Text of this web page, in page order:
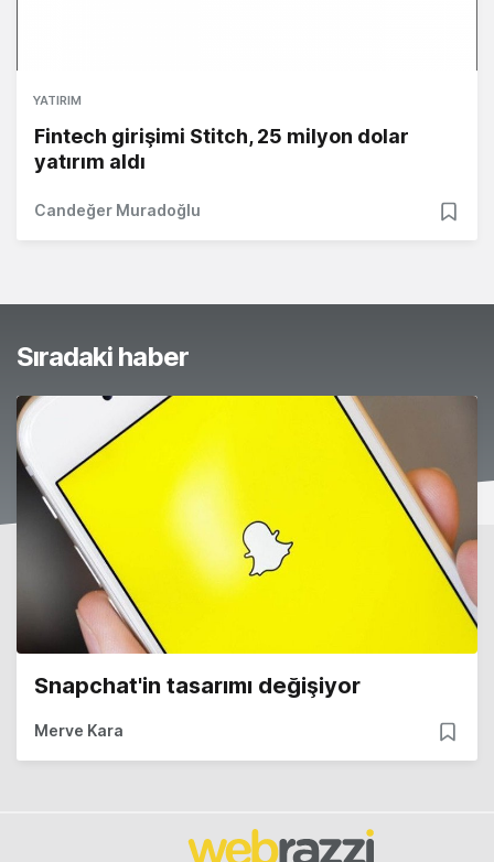
YATIRIM
Fintech girişimi Stitch, 25 milyon dolar
yatırım aldı
Candeğer Muradoğlu
Sıradaki haber
Snapchat'in tasarımı değişiyor
Merve Kara